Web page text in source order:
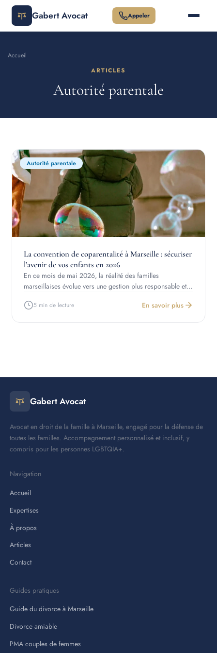
Gabert Avocat Appeler
Accueil
ARTICLES
Autorité parentale
Autorité parentale
La convention de coparentalité à Marseille : sécuriser
l’avenir de vos enfants en 2026
En ce mois de mai 2026, la réalité des familles
marseillaises évolue vers une gestion plus responsable et…
5 min de lecture En savoir plus
Gabert Avocat
Avocat en droit de la famille à Marseille, engagé pour la défense de
toutes les familles. Accompagnement personnalisé et inclusif, y
compris pour les personnes LGBTQIA+.
Navigation
Accueil
Expertises
À propos
Articles
Contact
Guides pratiques
Guide du divorce à Marseille
Divorce amiable
PMA couples de femmes